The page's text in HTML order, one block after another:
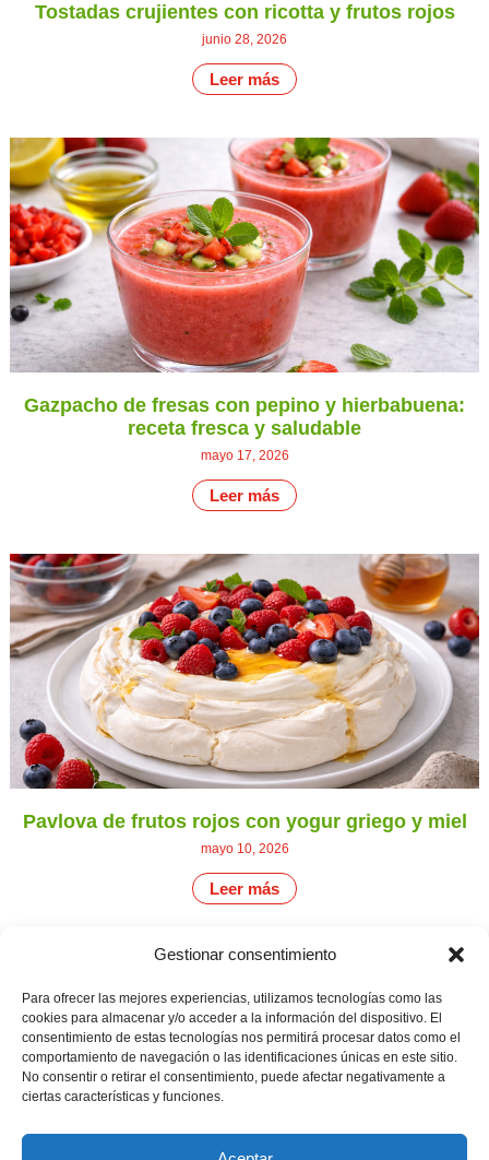
Gestionar consentimiento
Para ofrecer las mejores experiencias, utilizamos tecnologías como las
cookies para almacenar y/o acceder a la información del dispositivo. El
consentimiento de estas tecnologías nos permitirá procesar datos como el
comportamiento de navegación o las identificaciones únicas en este sitio.
No consentir o retirar el consentimiento, puede afectar negativamente a
ciertas características y funciones.
Tostadas crujientes con ricotta y frutos rojos
junio 28, 2026
Leer más
Gazpacho de fresas con pepino y hierbabuena:
receta fresca y saludable
mayo 17, 2026
Leer más
Pavlova de frutos rojos con yogur griego y miel
mayo 10, 2026
Leer más
Productores
de
fresas,
frambuesas,
arándanos
y
desde
Camino de
Montemayor s/n
21800 Moguer.
Huelva ESPAÑA.
info@cunadeplatero.com
25
Aviso legal
Política de
privacidad
Canal de denuncias